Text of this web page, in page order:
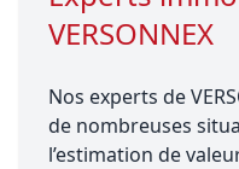
VERSONNEX
Nos experts de
de nombreuses
l’estimation de